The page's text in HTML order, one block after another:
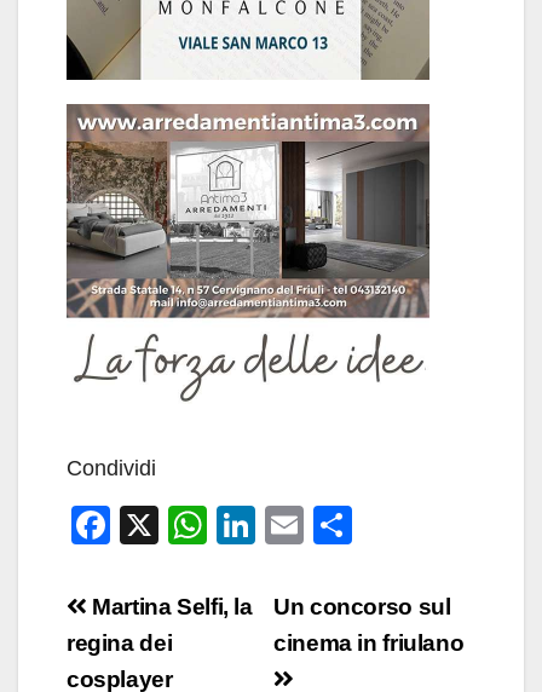
Condividi
F
c
e
b
X
W
at
Li
e
dI
E
ail n
di
Navigazione
articoli
Un concorso sul
cinema in friulano
Martina Selfi, la
regina dei
cosplayer